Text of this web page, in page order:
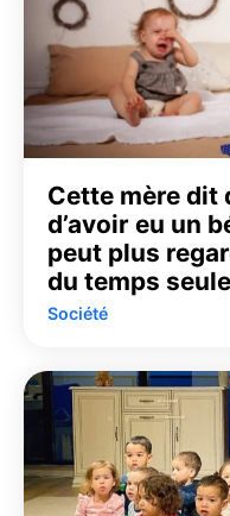
Cette mère dit
d’avoir eu un
peut plus
du temps seule
Société